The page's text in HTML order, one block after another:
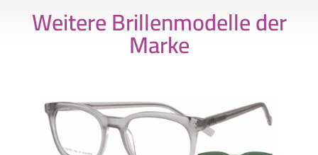
Weitere Brillenmodelle der
Marke